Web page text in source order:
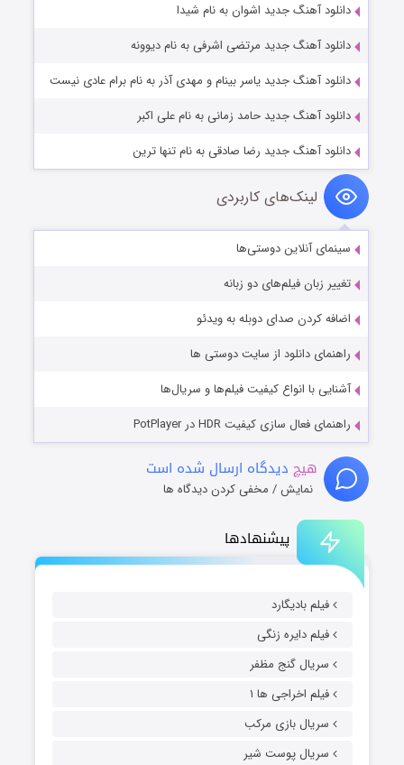
پیشنهادها
فیلم بادیگارد
فیلم دایره زنگی
سریال گنج مظفر
فیلم اخراجی ها ۱
سریال بازی مرکب
سریال پوست شیر
دانلود آهنگ جدید اشوان به نام شیدا
دانلود آهنگ جدید مرتضی اشرفی به نام دیوونه
دانلود آهنگ جدید یاسر بینام و مهدی آذر به نام برام عادی نیست
دانلود آهنگ جدید حامد زمانی به نام علی اکبر
دانلود آهنگ جدید رضا صادقی به نام تنها ترین
لینک‌های کاربردی
سینمای آنلاین دوستی‌ها
تغییر زبان فیلم‌های دو زبانه
اضافه کردن صدای دوبله به ویدئو
راهنمای دانلود از سایت دوستی ها
آشنایی با انواع کیفیت فیلم‌ها و سریال‌ها
راهنمای فعال سازی کیفیت HDR در PotPlayer
هیچ دیدگاه ارسال شده است
نمایش / مخفی کردن دیدگاه ها